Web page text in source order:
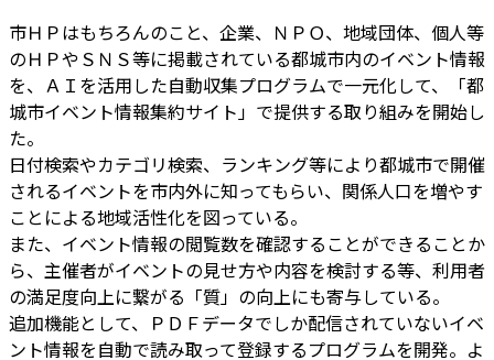
市ＨＰはもちろんのこと、企業、ＮＰＯ、地域団体、個人等
のＨＰやＳＮＳ等に掲載されている都城市内のイベント情報
を、ＡＩを活用した自動収集プログラムで一元化して、「都
城市イベント情報集約サイト」で提供する取り組みを開始し
た。
日付検索やカテゴリ検索、ランキング等により都城市で開催
されるイベントを市内外に知ってもらい、関係人口を増やす
ことによる地域活性化を図っている。
また、イベント情報の閲覧数を確認することができることか
ら、主催者がイベントの見せ方や内容を検討する等、利用者
の満足度向上に繋がる「質」の向上にも寄与している。
追加機能として、ＰＤＦデータでしか配信されていないイベ
ント情報を自動で読み取って登録するプログラムを開発。よ